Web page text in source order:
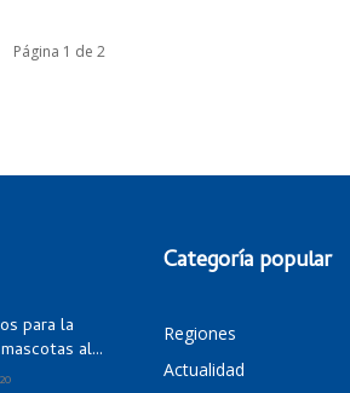
Página 1 de 2
para la
al...
Categoría popular
Regiones
Actualidad